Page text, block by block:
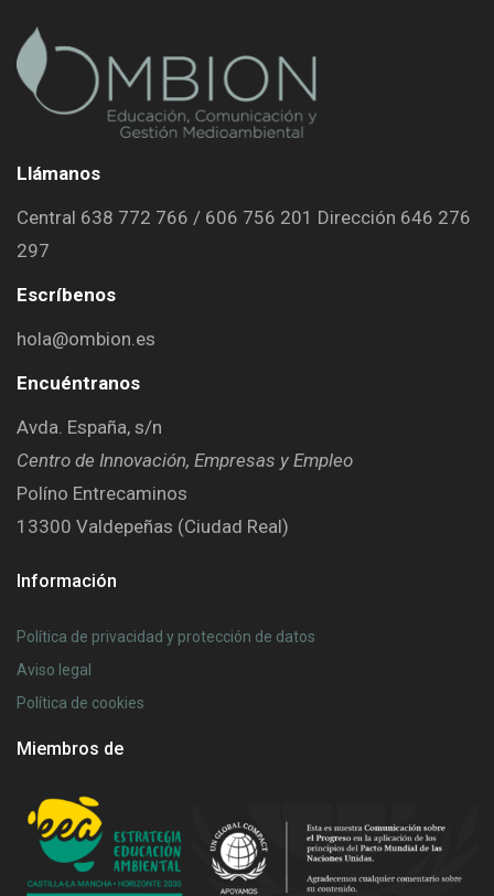
Llámanos
Central 638 772 766 / 606 756 201 Dirección 646 276
297
Escríbenos
hola@ombion.es
Encuéntranos
Avda. España, s/n
Centro de Innovación, Empresas y Empleo
Políno Entrecaminos
13300 Valdepeñas (Ciudad Real)
Información
Política de privacidad y protección de datos
Aviso legal
Política de cookies
Miembros de